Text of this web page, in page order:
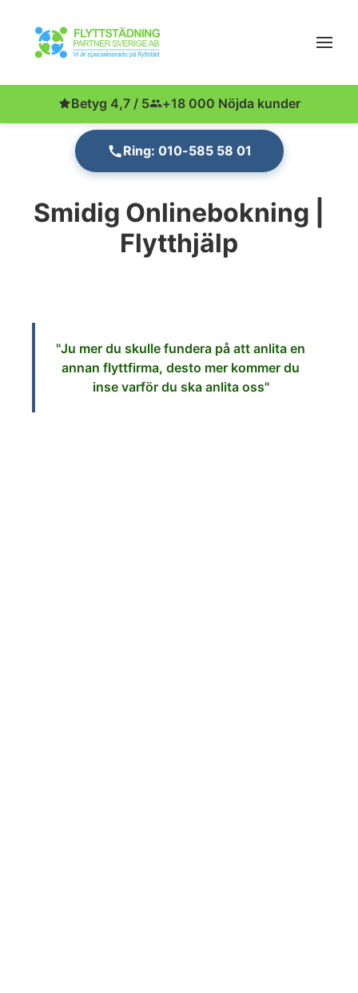
Betyg 4,7 / 5 +18 000 Nöjda kunder
Ring: 010-585 58 01
Smidig Onlinebokning |
Flytthjälp
"Ju mer du skulle fundera på att anlita en
annan flyttfirma, desto mer kommer du
inse varför du ska anlita oss"